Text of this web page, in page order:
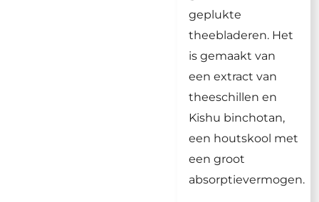
geplukte
theebladeren. Het
is gemaakt van
een extract van
theeschillen en
Kishu binchotan,
een houtskool met
een groot
absorptievermogen.